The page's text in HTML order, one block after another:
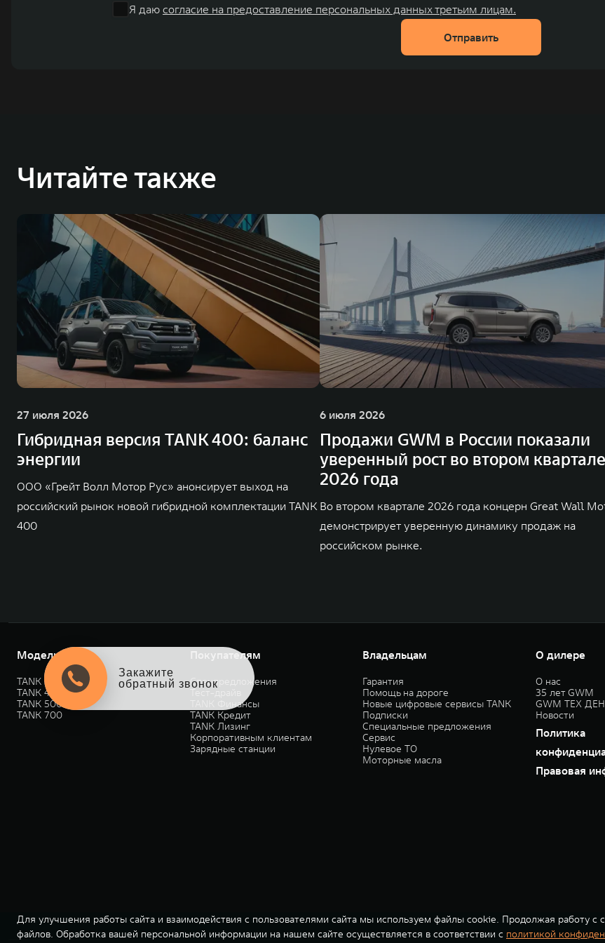
Я даю согласие на предоставление персональных данных третьим лицам.
Отправить
Читайте также
27 июля 2026
Гибридная версия TANK 400: баланс
энергии
ООО «Грейт Волл Мотор Рус» анонсирует выход на
российский рынок новой гибридной комплектации TANK
400
6 июля 2026
Продажи GWM в России показали
уверенный рост во втором квартале
2026 года
Во втором квартале 2026 года концерн Great Wall
демонстрирует уверенную динамику продаж на
российском рынке.
Модели
TANK 300
TANK 400
TANK 500
TANK 700
Покупателям
Спецпредложения
TANK Финансы
TANK Кредит
TANK Лизинг
Корпоративным клиентам
Зарядные станции
Владельцам
Гарантия
Помощь на дороге
Новые цифровые сервисы TANK
Подписки
Специальные предложения
Сервис
Нулевое ТО
Моторные масла
О дилере
О нас
35 лет GWM
GWM ТЕХ
Новости
Политика
Правовая
Для улучшения работы сайта и взаимодействия с пользователями сайта мы используем файлы cookie. Продолжая работу с
файлов. Обработка вашей персональной информации на нашем сайте осуществляется в соответствии с политикой
Закажите
обратный звонок